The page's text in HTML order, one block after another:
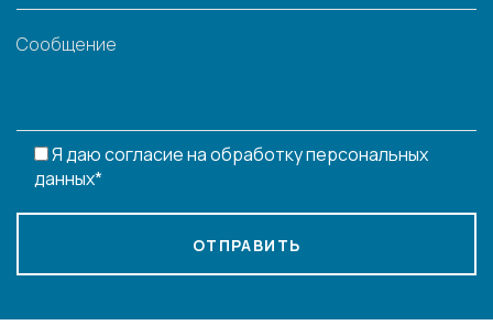
Я даю согласие на обработку персональных
данных*
ОТПРАВИТЬ